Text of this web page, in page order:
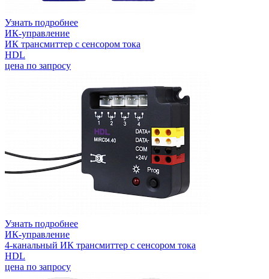
Узнать подробнее
ИК-управление
ИК трансмиттер с сенсором тока
HDL
цена по запросу
Узнать подробнее
ИК-управление
4-канальный ИК трансмиттер с сенсором тока
HDL
цена по запросу